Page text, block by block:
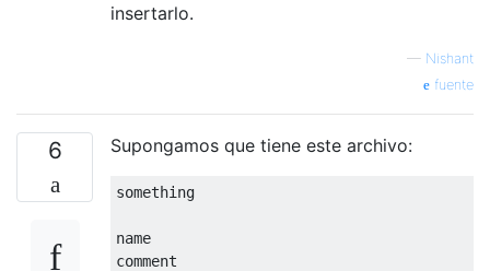
insertarlo.
— Nishant
fuente
6 Supongamos que tiene este archivo:
something
name
comment